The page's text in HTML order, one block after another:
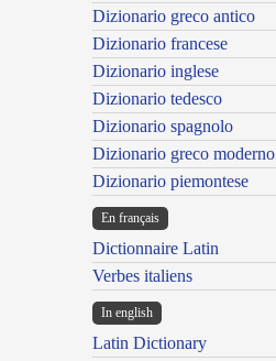
Dizionario greco antico
Dizionario francese
Dizionario inglese
Dizionario tedesco
Dizionario spagnolo
Dizionario greco moderno
Dizionario piemontese
En français
Dictionnaire Latin
Verbes italiens
In english
Latin Dictionary